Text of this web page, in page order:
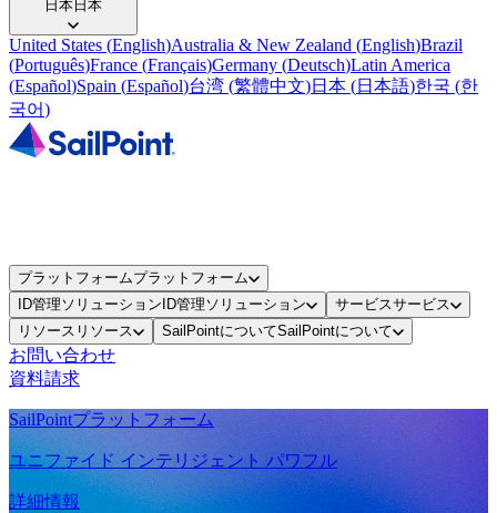
日本日本
United States (English)Australia & New Zealand (English)Brazil
(Português)France (Français)Germany (Deutsch)Latin America
(Español)Spain (Español)台湾 (繁體中文)日本 (日本語)한국 (한
국어)
プラットフォームプラットフォーム
ID管理ソリューション ID管理ソリューション サービスサービス
リソース リソース SailPointについてSailPointについて
お問い合わせ
資料請求
SailPointプラットフォーム
ユニファイド インテリジェント パワフル
詳細情報